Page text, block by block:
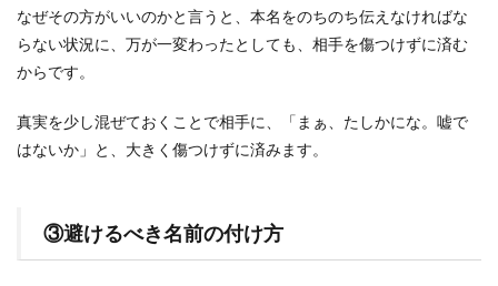
なぜその方がいいのかと言うと、本名をのちのち伝えなければな
らない状況に、万が一変わったとしても、相手を傷つけずに済む
からです。
真実を少し混ぜておくことで相手に、「まぁ、たしかにな。嘘で
はないか」と、大きく傷つけずに済みます。
③避けるべき名前の付け方